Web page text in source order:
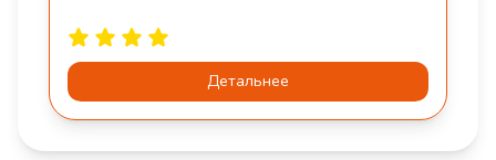
Детальнее